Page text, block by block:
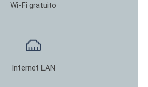
Wi-Fi gratuito
Internet LAN